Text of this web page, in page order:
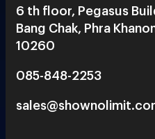
6 th floor, Pegasus
Bang Chak, Phra
10260
085-848-2253